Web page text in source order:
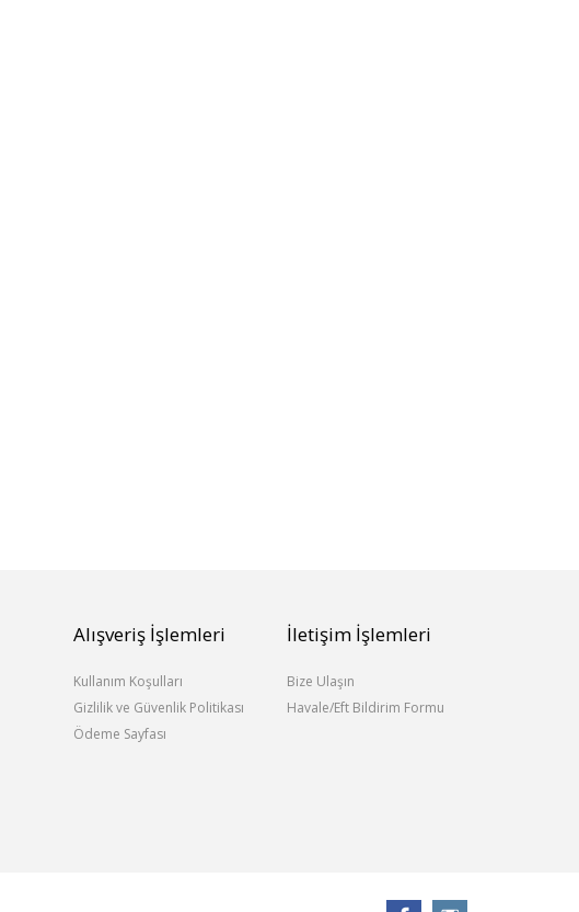
Alışveriş İşlemleri
Kullanım Koşulları
Gizlilik ve Güvenlik Politikası
Ödeme Sayfası
İletişim İşlemleri
Bize Ulaşın
Havale/Eft Bildirim Formu